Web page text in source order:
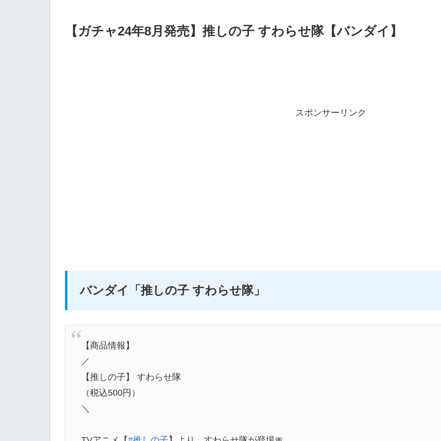
【ガチャ24年8月発売】推しの子 すわらせ隊【バンダイ】
スポンサーリンク
バンダイ 「推しの子 すわらせ隊」
【商品情報】
／
【推しの子】 すわらせ隊
（税込500円）
＼